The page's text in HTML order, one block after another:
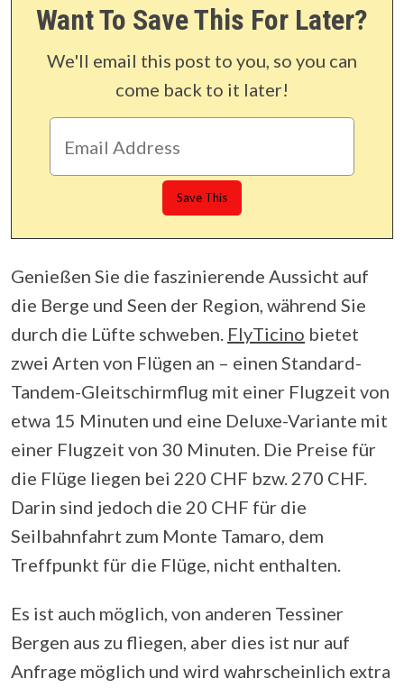
Want To Save This For Later?
We'll email this post to you, so you can
come back to it later!
Genießen Sie die faszinierende Aussicht auf
die Berge und Seen der Region, während Sie
durch die Lüfte schweben. FlyTicino bietet
zwei Arten von Flügen an – einen Standard-
Tandem-Gleitschirmflug mit einer Flugzeit von
etwa 15 Minuten und eine Deluxe-Variante mit
einer Flugzeit von 30 Minuten. Die Preise für
die Flüge liegen bei 220 CHF bzw. 270 CHF.
Darin sind jedoch die 20 CHF für die
Seilbahnfahrt zum Monte Tamaro, dem
Treffpunkt für die Flüge, nicht enthalten.
Es ist auch möglich, von anderen Tessiner
Bergen aus zu fliegen, aber dies ist nur auf
Anfrage möglich und wird wahrscheinlich extra